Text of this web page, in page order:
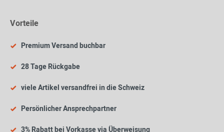
Vorteile
Premium Versand buchbar
28 Tage Rückgabe
viele Artikel versandfrei in die Schweiz
Persönlicher Ansprechpartner
3% Rabatt bei Vorkasse via Überweisung